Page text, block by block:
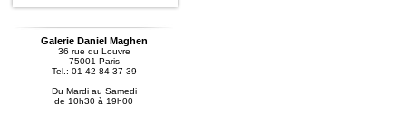
Galerie Daniel Maghen
36 rue du Louvre
75001 Paris
Tel.: 01 42 84 37 39
Du Mardi au Samedi
de 10h30 à 19h00